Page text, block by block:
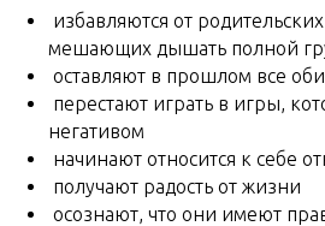
избавляются от
мешающих дышать полной
оставляют в прошлом все
перестают играть в игры,
негативом
начинают относится к себе
получают радость от жизни
осознают, что они имеют